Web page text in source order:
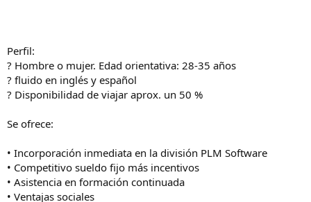
Perfil:
? Hombre o mujer. Edad orientativa: 28-35 años
? fluido en inglés y español
? Disponibilidad de viajar aprox. un 50 %
Se ofrece:
• Incorporación inmediata en la división PLM Software
• Competitivo sueldo fijo más incentivos
• Asistencia en formación continuada
• Ventajas sociales